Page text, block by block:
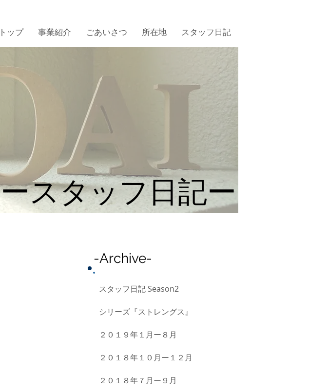
トップ 事業紹介 ごあいさつ 所在地 スタッフ日記
ー​スタッフ日記ー
​-Archive-
スタッフ日記 Season2
シリーズ『ストレングス』
２０１９年１月ー８月
２０１８年１０月ー１２月
２０１８年７月ー９月